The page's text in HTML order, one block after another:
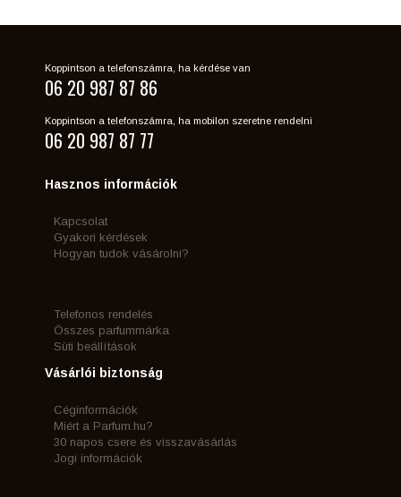
Koppintson a telefonszámra, ha kérdése van
06 20 987 87 86
Koppintson a telefonszámra, ha mobilon szeretne rendelni
06 20 987 87 77
Hasznos információk
Kapcsolat
Gyakori kérdések
Hogyan tudok vásárolni?
Telefonos rendelés
Összes parfummárka
Süti beállítások
Vásárlói biztonság
Céginformációk
Miért a Parfum.hu?
30 napos csere és visszavásárlás
Jogi információk